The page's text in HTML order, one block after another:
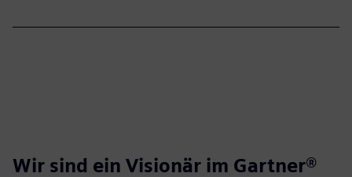
Wir sind ein Visionär im Gartner®